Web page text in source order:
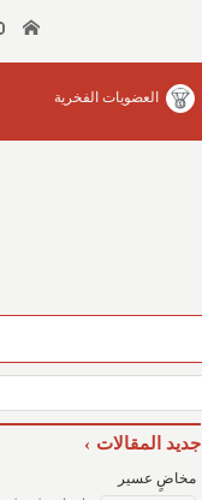
العضويات الفخرية
جديد المقالات
مخاضٍ عسير